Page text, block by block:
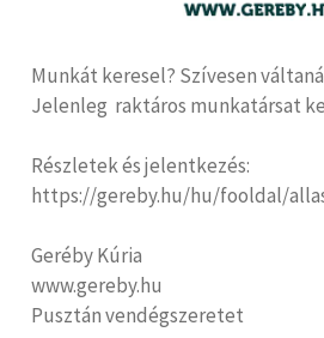
Munkát keresel? Szívesen
Jelenleg raktáros munkatársat
Részletek és jelentkezés:
https://gereby.hu/hu/fooldal/
Geréby Kúria
www.gereby.hu
Pusztán vendégszeretet